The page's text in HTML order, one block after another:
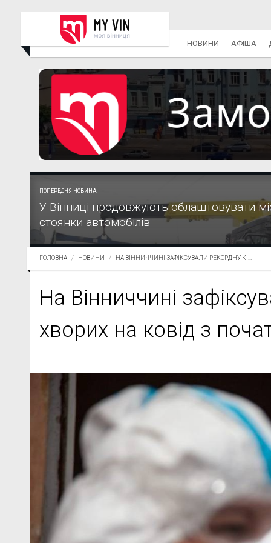
НОВИНИ АФІША
ПОПЕРЕДНЯ НОВИНА
У Вінниці продовжують облаштовувати
стоянки автомобілів
ГОЛОВНА НОВИНИ НА ВІННИЧЧИНІ ЗАФІКСУВАЛИ РЕКОРДНУ КІ...
На Вінниччині
хворих на ковід з